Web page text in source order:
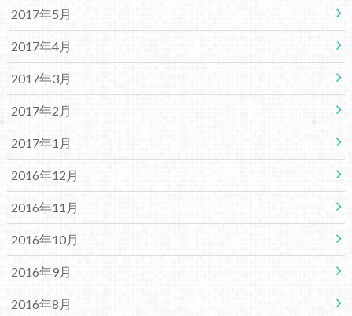
2017年5月
2017年4月
2017年3月
2017年2月
2017年1月
2016年12月
2016年11月
2016年10月
2016年9月
2016年8月